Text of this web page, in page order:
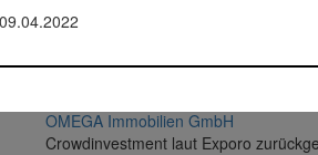
2018
OMEGA Immobilien GmbH
Crowdinvestment laut Exporo